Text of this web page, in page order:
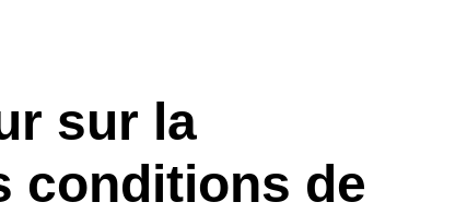
sur la
conditions de